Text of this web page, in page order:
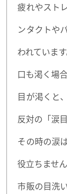
疲れやスト
ンタクトや
われています
口も渇く場
目が渇くと
反対の「涙
その時の涙
役立ちません
市販の目洗